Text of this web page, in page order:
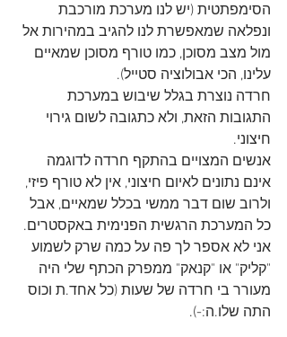
הסימפתטית (יש לנו מערכת מורכבת
ונפלאה שמאפשרת לנו להגיב במהירות אל
מול מצב מסוכן, כמו טורף מסוכן שמאיים
עלינו, הכי אבולוציה סטייל).
חרדה נוצרת בגלל שיבוש במערכת
התגובות הזאת, ולא כתגובה לשום גירוי
חיצוני.
אנשים המצויים בהתקף חרדה לדוגמה
אינם נתונים לאיום חיצוני, אין לא טורף פיזי,
ולרוב שום דבר ממשי בכלל שמאיים, אבל
כל המערכת הרגשית הפנימית באקסטרים.
אני לא אספר לך פה על כמה שרק לשמוע
"קליק" או "קנאק" ממפרק הכתף שלי היה
מעורר בי חרדה של שעות (כל אחד.ת וכוס
התה שלו.ה:-).